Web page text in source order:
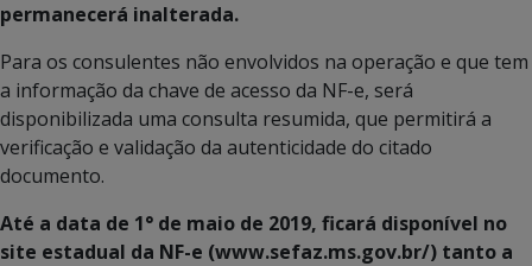
permanecerá inalterada.
Para os consulentes não envolvidos na operação e que tem
a informação da chave de acesso da NF-e, será
disponibilizada uma consulta resumida, que permitirá a
verificação e validação da autenticidade do citado
documento.
Até a data de 1° de maio de 2019, ficará disponível no
site estadual da NF-e (www.sefaz.ms.gov.br/) tanto a